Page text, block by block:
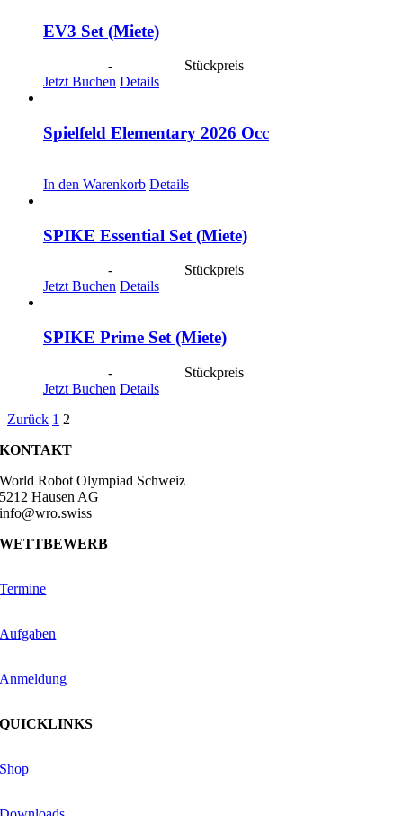
EV3 Set (Miete)
-
Stückpreis
Jetzt Buchen Details
Spielfeld Elementary 2026 Occ
In den Warenkorb Details
SPIKE Essential Set (Miete)
-
Stückpreis
Jetzt Buchen Details
SPIKE Prime Set (Miete)
-
Stückpreis
Jetzt Buchen Details
Zurück 1 2
KONTAKT
World Robot Olympiad Schweiz
5212 Hausen AG
info@wro.swiss
WETTBEWERB
Termine
Aufgaben
Anmeldung
QUICKLINKS
Shop